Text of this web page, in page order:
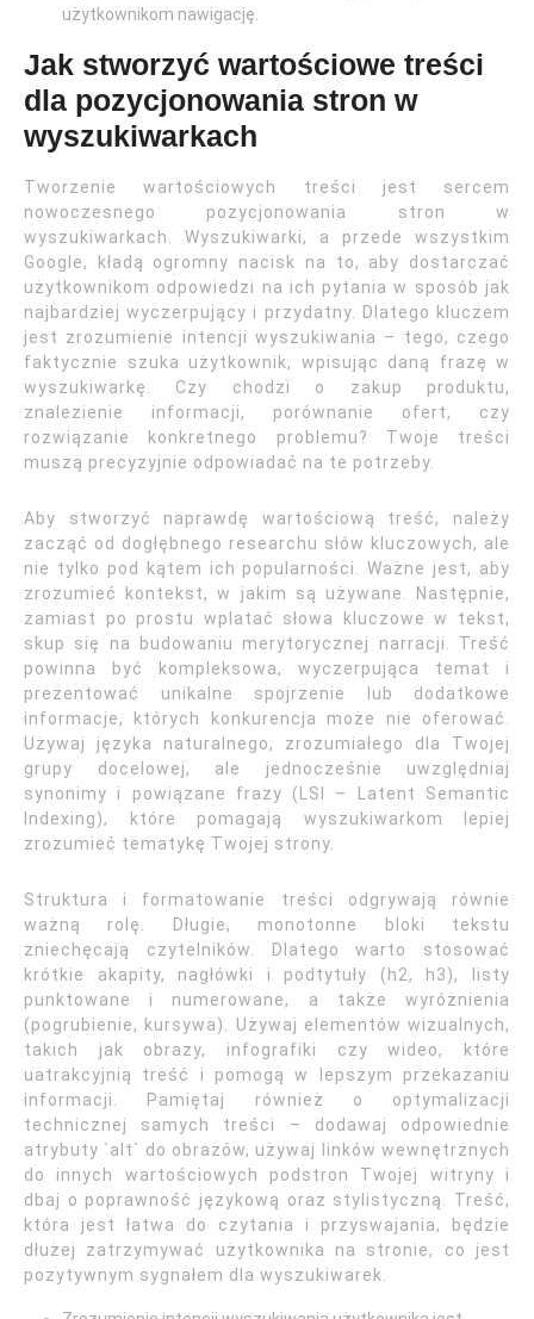
użytkownikom nawigację.
Jak stworzyć wartościowe treści
dla pozycjonowania stron w
wyszukiwarkach
Tworzenie wartościowych treści jest sercem
nowoczesnego pozycjonowania stron w
wyszukiwarkach. Wyszukiwarki, a przede wszystkim
Google, kładą ogromny nacisk na to, aby dostarczać
użytkownikom odpowiedzi na ich pytania w sposób jak
najbardziej wyczerpujący i przydatny. Dlatego kluczem
jest zrozumienie intencji wyszukiwania – tego, czego
faktycznie szuka użytkownik, wpisując daną frazę w
wyszukiwarkę. Czy chodzi o zakup produktu,
znalezienie informacji, porównanie ofert, czy
rozwiązanie konkretnego problemu? Twoje treści
muszą precyzyjnie odpowiadać na te potrzeby.
Aby stworzyć naprawdę wartościową treść, należy
zacząć od dogłębnego researchu słów kluczowych, ale
nie tylko pod kątem ich popularności. Ważne jest, aby
zrozumieć kontekst, w jakim są używane. Następnie,
zamiast po prostu wplatać słowa kluczowe w tekst,
skup się na budowaniu merytorycznej narracji. Treść
powinna być kompleksowa, wyczerpująca temat i
prezentować unikalne spojrzenie lub dodatkowe
informacje, których konkurencja może nie oferować.
Używaj języka naturalnego, zrozumiałego dla Twojej
grupy docelowej, ale jednocześnie uwzględniaj
synonimy i powiązane frazy (LSI – Latent Semantic
Indexing), które pomagają wyszukiwarkom lepiej
zrozumieć tematykę Twojej strony.
Struktura i formatowanie treści odgrywają równie
ważną rolę. Długie, monotonne bloki tekstu
zniechęcają czytelników. Dlatego warto stosować
krótkie akapity, nagłówki i podtytuły (h2, h3), listy
punktowane i numerowane, a także wyróżnienia
(pogrubienie, kursywa). Używaj elementów wizualnych,
takich jak obrazy, infografiki czy wideo, które
uatrakcyjnią treść i pomogą w lepszym przekazaniu
informacji. Pamiętaj również o optymalizacji
technicznej samych treści – dodawaj odpowiednie
atrybuty `alt` do obrazów, używaj linków wewnętrznych
do innych wartościowych podstron Twojej witryny i
dbaj o poprawność językową oraz stylistyczną. Treść,
która jest łatwa do czytania i przyswajania, będzie
dłużej zatrzymywać użytkownika na stronie, co jest
pozytywnym sygnałem dla wyszukiwarek.